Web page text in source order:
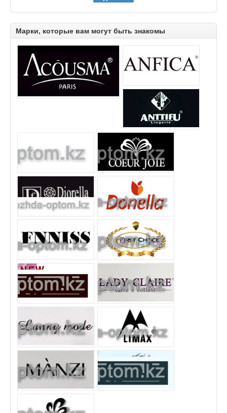
Марки, которые вам могут быть знакомы